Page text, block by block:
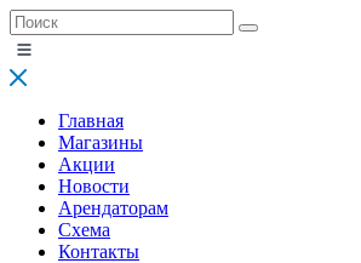
Главная
Магазины
Акции
Новости
Арендаторам
Схема
Контакты